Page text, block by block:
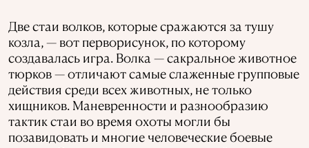
Две стаи волков, которые сражаются за тушу
козла, — вот перворисунок, по которому
создавалась игра. Волка — сакральное животное
тюрков — отличают самые слаженные групповые
действия среди всех животных, не только
хищников. Маневренности и разнообразию
тактик стаи во время охоты могли бы
позавидовать и многие человеческие боевые